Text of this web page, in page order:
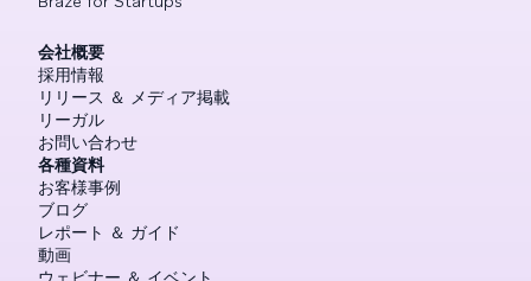
会社概要
採用情報
リリース ＆ メディア掲載
リーガル
お問い合わせ
各種資料
お客様事例
ブログ
レポート ＆ ガイド
動画